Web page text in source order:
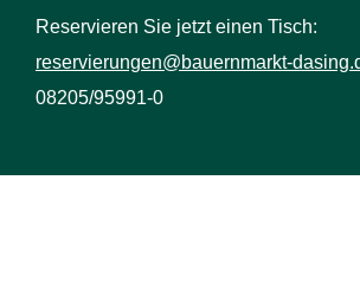
Reservieren Sie jetzt einen Tisch:
reservierungen@bauernmarkt-
08205/95991-0